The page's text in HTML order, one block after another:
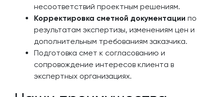
несоответствий проектным решениям.
Корректировка сметной документации по
результатам экспертизы, изменениям цен и
дополнительным требованиям заказчика.
Подготовка смет к согласованию и
сопровождение интересов клиента в
экспертных организациях.